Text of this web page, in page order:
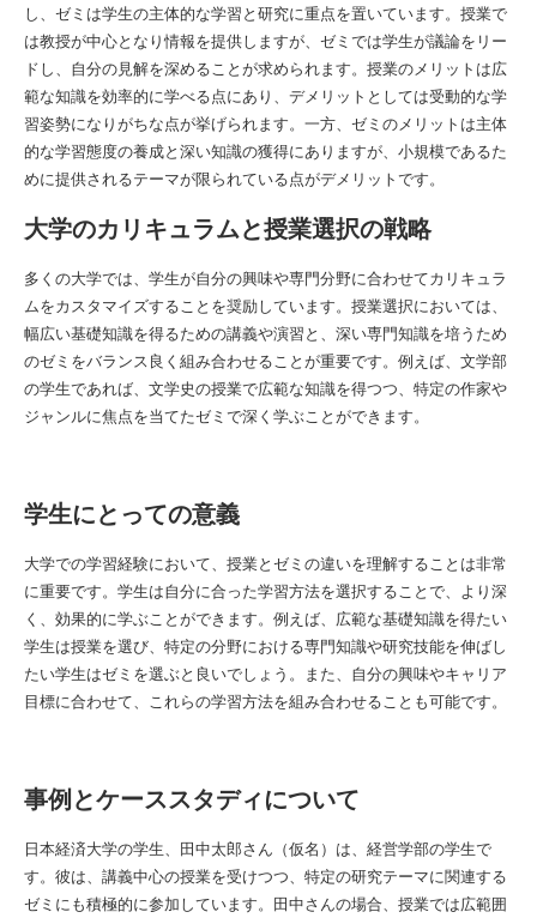
し、ゼミは学生の主体的な学習と研究に重点を置いています。授業で
は教授が中心となり情報を提供しますが、ゼミでは学生が議論をリー
ドし、自分の見解を深めることが求められます。授業のメリットは広
範な知識を効率的に学べる点にあり、デメリットとしては受動的な学
習姿勢になりがちな点が挙げられます。一方、ゼミのメリットは主体
的な学習態度の養成と深い知識の獲得にありますが、小規模であるた
めに提供されるテーマが限られている点がデメリットです。
大学のカリキュラムと授業選択の戦略
多くの大学では、学生が自分の興味や専門分野に合わせてカリキュラ
ムをカスタマイズすることを奨励しています。授業選択においては、
幅広い基礎知識を得るための講義や演習と、深い専門知識を培うため
のゼミをバランス良く組み合わせることが重要です。例えば、文学部
の学生であれば、文学史の授業で広範な知識を得つつ、特定の作家や
ジャンルに焦点を当てたゼミで深く学ぶことができます。
学生にとっての意義
大学での学習経験において、授業とゼミの違いを理解することは非常
に重要です。学生は自分に合った学習方法を選択することで、より深
く、効果的に学ぶことができます。例えば、広範な基礎知識を得たい
学生は授業を選び、特定の分野における専門知識や研究技能を伸ばし
たい学生はゼミを選ぶと良いでしょう。また、自分の興味やキャリア
目標に合わせて、これらの学習方法を組み合わせることも可能です。
事例とケーススタディについて
日本経済大学の学生、田中太郎さん（仮名）は、経営学部の学生で
す。彼は、講義中心の授業を受けつつ、特定の研究テーマに関連する
ゼミにも積極的に参加しています。田中さんの場合、授業では広範囲